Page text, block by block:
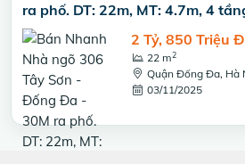
ra phố. DT: 22m, MT: 4.7m, 4
2 Tỷ, 850 Triệu
22 m2
Quận Đống Đa, Hà
03/11/2025